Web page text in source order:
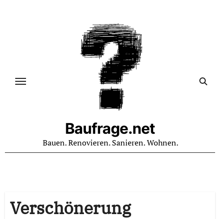
Baufrage.net
Bauen. Renovieren. Sanieren. Wohnen.
Verschönerung